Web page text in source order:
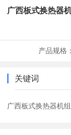
广西板式换热器
产品规格：
关键词
广西板式换热器机